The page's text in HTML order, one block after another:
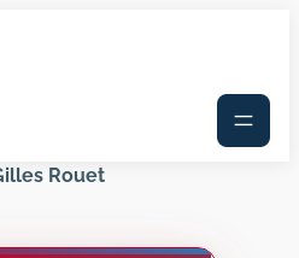
Rouet